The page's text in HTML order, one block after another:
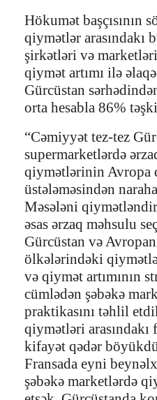
Hökumət başçısının
qiymətlər arasındakı
şirkətləri və
qiymət artımı ilə
Gürcüstan
orta hesabla 86%
“Cəmiyyət tez-tez
supermarketlərdə
qiymətlərinin
üstələməsindən
Məsələni
əsas ərzaq məhsulu
Gürcüstan və
ölkələrindəki
və qiymət artımının
cümlədən şəbəkə
praktikasını təhlil
qiymətləri arasındakı
kifayət qədər
Fransada eyni
şəbəkə marketlərdə